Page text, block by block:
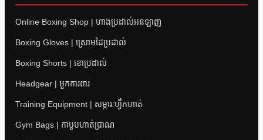
Online Boxing Shop | ហាងប្រដាល់អនឡាញ
Boxing Gloves | ស្រោមដៃប្រដាល់
Boxing Shorts | ខោប្រដាល់
Headgear | មួកការពារ
Training Equipment | សម្ភារៈហ្វឹកហាត់
Gym Bags | កាបូបហាត់ប្រាណ